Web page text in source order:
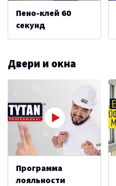
Пено-клей 60
секунд
Двери и окна
Программа
лояльности